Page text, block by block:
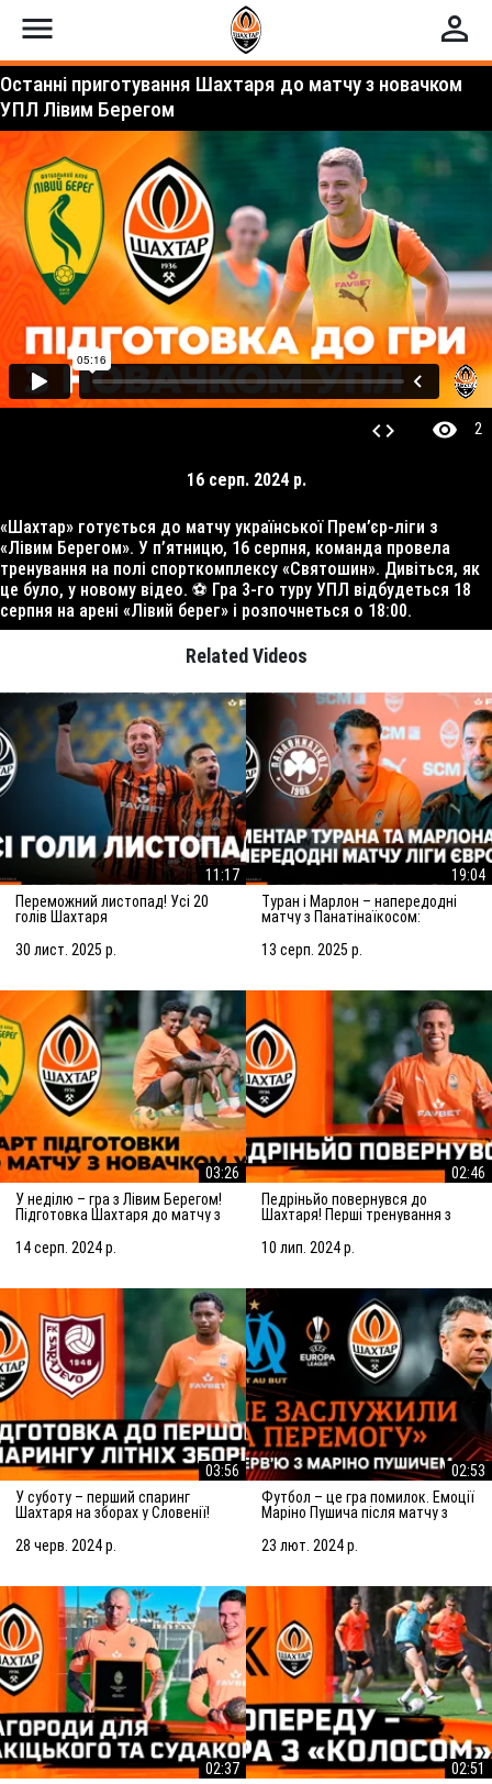
menu perm_identity
Останні приготування Шахтаря до матчу з новачком
УПЛ Лівим Берегом
code visibility 2
16 серп. 2024 р.
«Шахтар» готується до матчу української Прем’єр-ліги з
«Лівим Берегом». У п’ятницю, 16 серпня, команда провела
тренування на полі спорткомплексу «Святошин». Дивіться, як
це було, у новому відео. ⚽️ Гра 3-го туру УПЛ відбудеться 18
серпня на арені «Лівий берег» і розпочнеться о 18:00.
Related Videos
11:17
Переможний листопад! Усі 20
голів Шахтаря
30 лист. 2025 р.
19:04
Туран і Марлон – напередодні
матчу з Панатінаїкосом:
досягнення мети
13 серп. 2025 р.
03:26
У неділю – гра з Лівим Берегом!
Підготовка Шахтаря до матчу з
14 серп. 2024 р.
02:46
Педріньйо повернувся до
Шахтаря! Перші тренування з
10 лип. 2024 р.
03:56
У суботу – перший спаринг
Шахтаря на зборах у Словенії!
Сараєвом
28 черв. 2024 р.
02:53
Футбол – це гра помилок. Емоції
Маріно Пушича після матчу з
23 лют. 2024 р.
02:37
02:51